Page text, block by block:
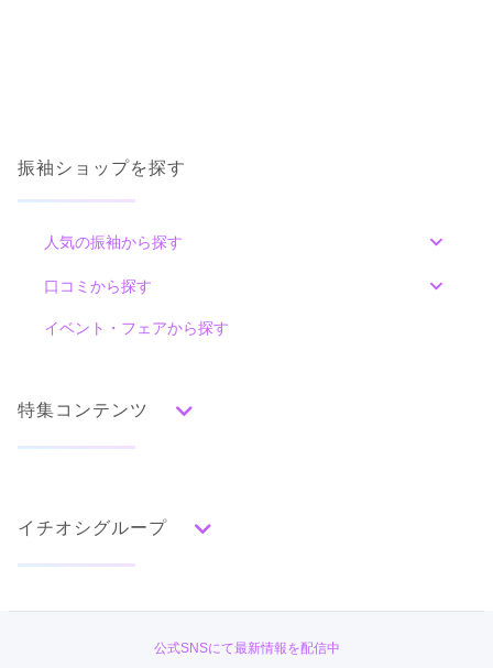
振袖ショップを探す
人気の振袖から探す
色別ランキング
グレー
黒 その他
レトロ
梅 菊 松 竹 牡丹
口コミから探す
口コミ一覧
イベント・フェアから探す
特集コンテンツ
ママ振特集
個性的振袖コーディネート特集
成人式レポート
振袖ブランド特集
イチオシグループ
公式SNSにて最新情報を配信中